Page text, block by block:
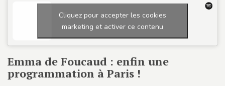
Cliquez pour accepter les cookies
marketing et activer ce contenu
Emma de Foucaud : enfin une
programmation à Paris !